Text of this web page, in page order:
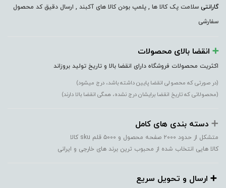
گارانتی سلامت پک کالا ها , پلمپ بودن کالا های آکبند , ارسال دقیق کد محصول
سفارشی
➕️ انقضا بالای محصولات
اکثریت محصولات فروشگاه دارای انقضا بالا و تاریخ تولید بروزاند
(در صورتی که محصولی انقضا پایین داشته باشد، درج میشود)
(محصولاتی که تاریخ انقضا برایشان درج نشده، همگی انقضا بالا دارند)
➕️ دسته بندی های کامل
متشکل از حدود ۲۰۰۰ صفحه محصول و ۵۰۰۰ قلم sku کالا
کالا هایی انتخاب شده از محبوب ترین برند های خارجی و ایرانی
➕️ ارسال و تحویل سریع